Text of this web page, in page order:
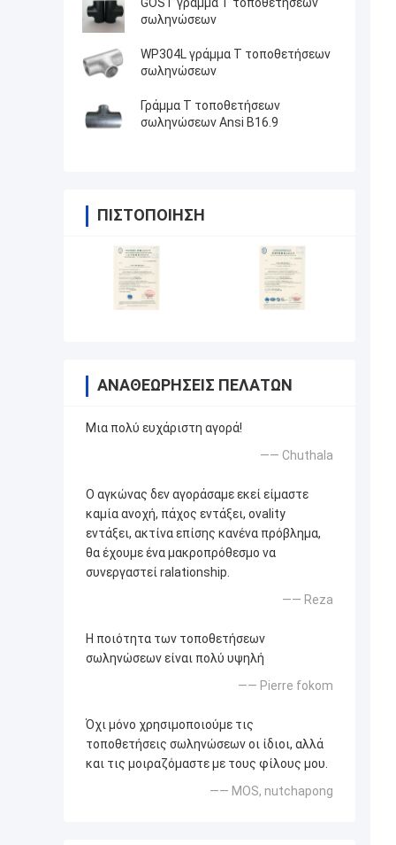
GOST γράμμα Τ τοποθετήσεων
σωληνώσεων
WP304L γράμμα Τ τοποθετήσεων
σωληνώσεων
Γράμμα Τ τοποθετήσεων
σωληνώσεων Ansi B16.9
ΠΙΣΤΟΠΟΊΗΣΗ
ΑΝΑΘΕΩΡΉΣΕΙΣ ΠΕΛΑΤΏΝ
Μια πολύ ευχάριστη αγορά!
—— Chuthala
Ο αγκώνας δεν αγοράσαμε εκεί είμαστε
καμία ανοχή, πάχος εντάξει, ovality
εντάξει, ακτίνα επίσης κανένα πρόβλημα,
θα έχουμε ένα μακροπρόθεσμο να
συνεργαστεί ralationship.
—— Reza
Η ποιότητα των τοποθετήσεων
σωληνώσεων είναι πολύ υψηλή
—— Pierre fokom
Όχι μόνο χρησιμοποιούμε τις
τοποθετήσεις σωληνώσεων οι ίδιοι, αλλά
και τις μοιραζόμαστε με τους φίλους μου.
—— MOS, nutchapong